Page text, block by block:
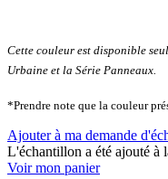
Cette couleur est disponible
Urbaine et la Série Panneaux.
*Prendre note que la couleur
Ajouter à ma demande
L'échantillon a été ajouté à
Voir mon panier